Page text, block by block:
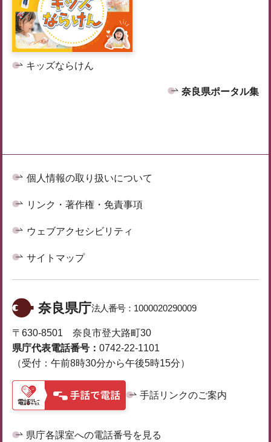
キッズならけん
奈良県ポータル集
個人情報の取り扱いについて
リンク・著作権・免責事項
ウェブアクセシビリティ
サイトマップ
奈良県庁法人番号： 1000020290009
〒630-8501 奈良市登大路町30
県庁代表電話番号： 0742-22-1101
（受付：午前8時30分から午後5時15分）
手話リンクのご案内
県庁各課室への電話番号を見る